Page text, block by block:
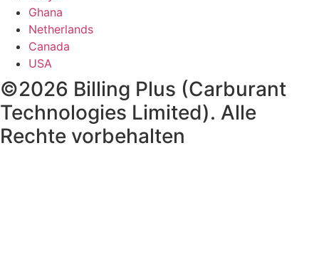
Ghana
Netherlands
Canada
USA
©2026 Billing Plus (Carburant
Technologies Limited). Alle
Rechte vorbehalten